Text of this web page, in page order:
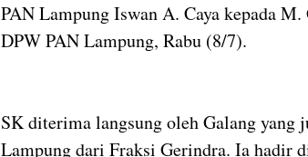
PAN Lampung Iswan A. Caya kepada
DPW PAN Lampung, Rabu (8/7).
SK diterima langsung oleh Galang yang
Lampung dari Fraksi Gerindra. Ia hadir